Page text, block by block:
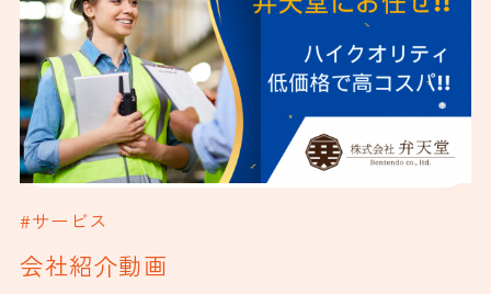
#サービス
会社紹介動画